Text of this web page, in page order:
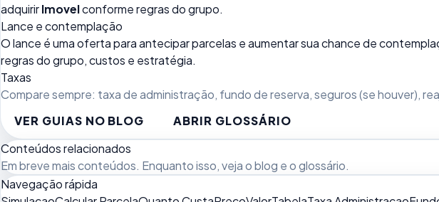
adquirirImovelconforme regras do grupo.
Lance e contemplação
O lance é uma oferta para antecipar parcelas e aumentar sua chance de
regras do grupo, custos e estratégia.
Taxas
Compare sempre: taxa de administração, fundo de reserva, seguros (se houver),
VER GUIAS NO BLOG
ABRIR GLOSSÁRIO
Conteúdos relacionados
Em breve mais conteúdos. Enquanto isso, vejao blog e oglossário.
Navegação rápida